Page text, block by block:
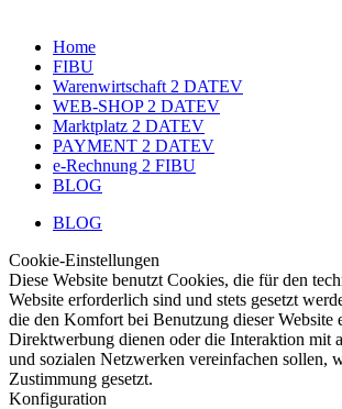
Home
FIBU
Warenwirtschaft 2 DATEV
WEB-SHOP 2 DATEV
Marktplatz 2 DATEV
PAYMENT 2 DATEV
e-Rechnung 2 FIBU
BLOG
BLOG
Cookie-Einstellungen
Diese Website benutzt Cookies, die für den
Website erforderlich sind und stets gesetzt
die den Komfort bei Benutzung dieser Website
Direktwerbung dienen oder die Interaktion mit
und sozialen Netzwerken vereinfachen sollen,
Zustimmung gesetzt.
Konfiguration